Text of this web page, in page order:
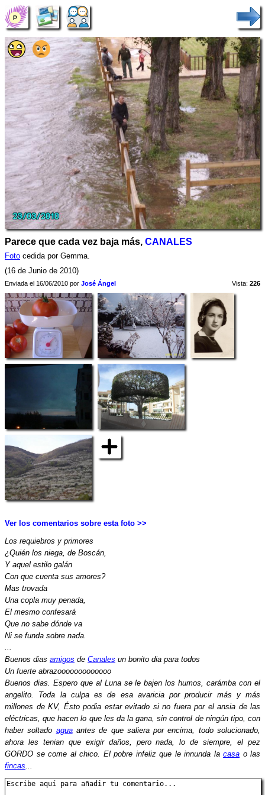
Parece que cada vez baja más, CANALES
Foto cedida por Gemma.
(16 de Junio de 2010)
Enviada el 16/06/2010 por José Ángel Vista: 226
Ver los comentarios sobre esta foto >>
Los requiebros y primores
¿Quién los niega, de Boscán,
Y aquel estilo galán
Con que cuenta sus amores?
Mas trovada
Una copla muy penada,
El mesmo confesará
Que no sabe dónde va
Ni se funda sobre nada.
...
Buenos dias amigos de Canales un bonito dia para todos
Un fuerte abrazooooooooooooo
Buenos dias. Espero que al Luna se le bajen los humos, carámba con el
angelito. Toda la culpa es de esa avaricia por producir más y más
millones de KV, Ésto podia estar evitado si no fuera por el ansia de las
eléctricas, que hacen lo que les da la gana, sin control de ningún tipo, con
haber soltado aguaantes de que saliera por encima, todo solucionado,
ahora les tenian que exigir daños, pero nada, lo de siempre, el pez
GORDO se come al chico. El pobre infeliz que le innunda la casa o las
fincas...